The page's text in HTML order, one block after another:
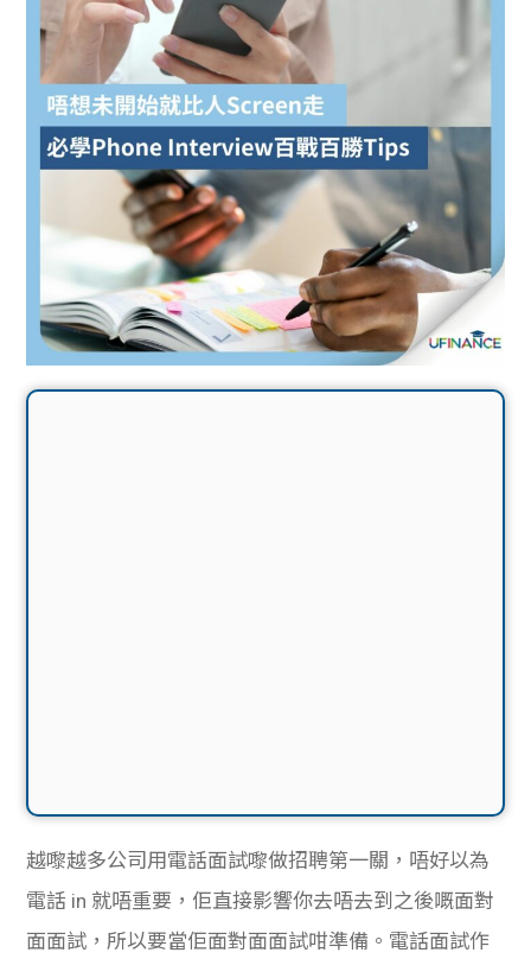
越嚟越多公司用電話面試嚟做招聘第一關，唔好以為
電話 in 就唔重要，佢直接影響你去唔去到之後嘅面對
面面試，所以要當佢面對面面試咁準備。電話面試作